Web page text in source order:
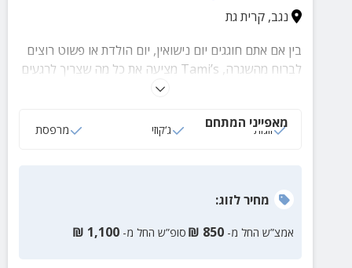
נגב,קרית גת
בין אם אתם חוגגים יום נישואין, יום הולדת או פשוט רוצים
לברוח מהשגרה, Tami’s מציעה את כל מה שצריך לרגעים
של שקט, פרטיות ואווירה קסומה שתישאר אתכם גם אחרי
מאפייני המתחם
זוגות ג‘קוזי מרפסת
מחירלזוג:
אמצ”ש החל מ- 850
₪ סופ”ש החל מ- 1,100
₪